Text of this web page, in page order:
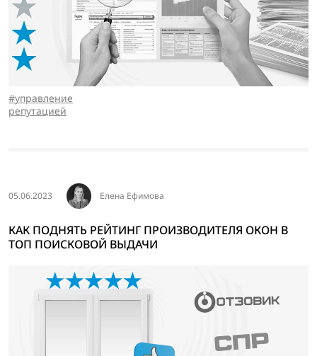
управление
репутацией
05.06.2023 Елена Ефимова
КАК ПОДНЯТЬ РЕЙТИНГ ПРОИЗВОДИТЕЛЯ ОКОН В
ТОП ПОИСКОВОЙ ВЫДАЧИ